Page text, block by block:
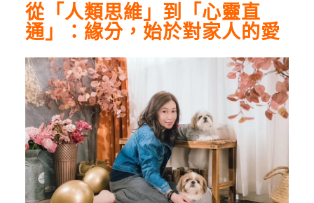
從「人類思維」到「心靈直
通」：緣分，始於對家人的愛